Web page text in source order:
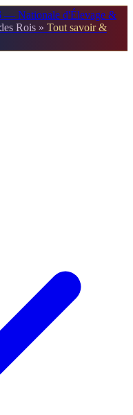
— Nationale d'Élevage &
Rois » Tout savoir &